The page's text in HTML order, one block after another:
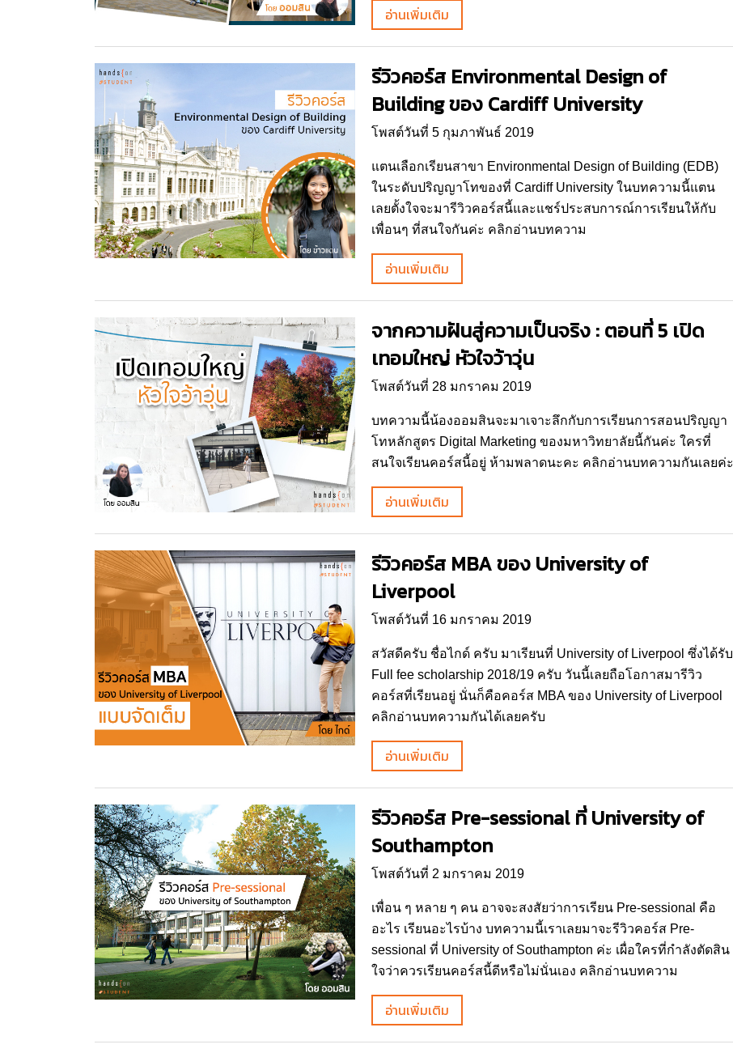
อ่านเพิ่มเติม
รีวิวคอร์ส Environmental Design of
Building ของ Cardiff University
โพสต์วันที่ 5 กุมภาพันธ์ 2019
แตนเลือกเรียนสาขา Environmental Design of Building (EDB)
ในระดับปริญญาโทของที่ Cardiff University ในบทความนี้แตน
เลยตั้งใจจะมารีวิวคอร์สนี้และแชร์ประสบการณ์การเรียนให้กับ
เพื่อนๆ ที่สนใจกันค่ะ คลิกอ่านบทความ
อ่านเพิ่มเติม
จากความฝันสู่ความเป็นจริง : ตอนที่ 5 เปิด
เทอมใหญ่ หัวใจว้าวุ่น
โพสต์วันที่ 28 มกราคม 2019
บทความนี้น้องออมสินจะมาเจาะลึกกับการเรียนการสอนปริญญา
โทหลักสูตร Digital Marketing ของมหาวิทยาลัยนี้กันค่ะ ใครที่
สนใจเรียนคอร์สนี้อยู่ ห้ามพลาดนะคะ คลิกอ่านบทความกันเลยค่ะ
อ่านเพิ่มเติม
รีวิวคอร์ส MBA ของ University of
Liverpool
โพสต์วันที่ 16 มกราคม 2019
สวัสดีครับ ชื่อไกด์ ครับ มาเรียนที่ University of Liverpool ซึ่งได้รับ
Full fee scholarship 2018/19 ครับ วันนี้เลยถือโอกาสมารีวิว
คอร์สที่เรียนอยู่ นั่นก็คือคอร์ส MBA ของ University of Liverpool
คลิกอ่านบทความกันได้เลยครับ
อ่านเพิ่มเติม
รีวิวคอร์ส Pre-sessional ที่ University of
Southampton
โพสต์วันที่ 2 มกราคม 2019
เพื่อน ๆ หลาย ๆ คน อาจจะสงสัยว่าการเรียน Pre-sessional คือ
อะไร เรียนอะไรบ้าง บทความนี้เราเลยมาจะรีวิวคอร์ส Pre-
sessional ที่ University of Southampton ค่ะ เผื่อใครที่กำลังตัดสิน
ใจว่าควรเรียนคอร์สนี้ดีหรือไม่นั่นเอง คลิกอ่านบทความ
อ่านเพิ่มเติม